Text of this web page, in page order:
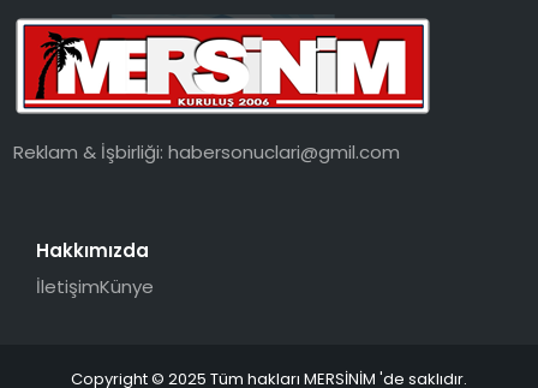
Reklam & İşbirliği:habersonuclari@gmil.com
Hakkımızda
İletişimKünye
Copyright © 2025 Tüm hakları MERSİNİM 'de saklıdır.